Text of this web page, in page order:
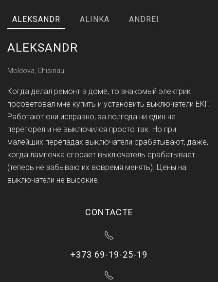
ALEKSANDR ALINKA ANDREI
ALEKSANDR
Moldova, Chisinau
Когда делал ремонт в доме, то знакомый электрик
посоветовал мне купить и установить выключатели EKF.
Работают они исправно, за полгода ни один не
перегорел и не выключился просто так. Но при
малейших перепадах выключатели срабатывают, даже,
когда лампочка сгорает выключатель срабатывает
(теперь не забываю их вовремя менять). Цены на
выключатели не высокие.
CONTACTE
+373 69-19-25-19